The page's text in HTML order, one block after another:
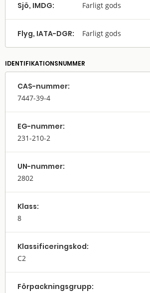
Sjö, IMDG: Farligt gods
Flyg, IATA-DGR: Farligt gods
IDENTIFIKATIONSNUMMER
CAS-nummer:
7447-39-4
EG-nummer:
231-210-2
UN-nummer:
2802
Klass:
8
Klassifi­cerings­kod:
C2
Förpack­nings­grupp: